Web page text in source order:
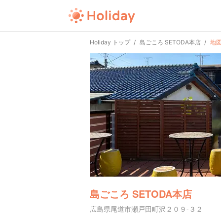
Holiday トップ 島ごころ SETODA本店 地図
島ごころ SETODA本店
広島県尾道市瀬戸田町沢２０９-３２